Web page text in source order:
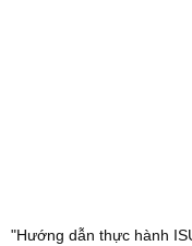
"Hướng dẫn thực hành